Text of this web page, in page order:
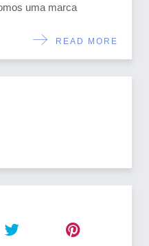
uma marca
READ MORE